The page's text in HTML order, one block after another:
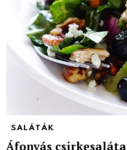
SALÁTÁK
Áfonyás csirkesaláta